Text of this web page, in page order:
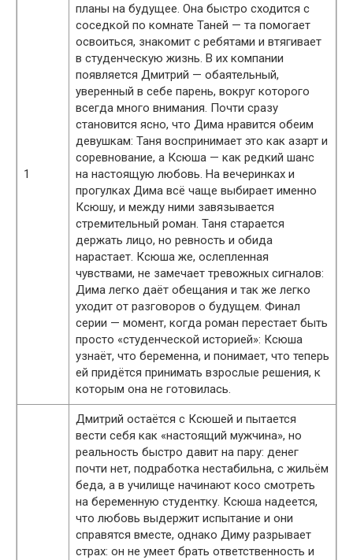
1
планы на будущее. Она быстро сходится с
соседкой по комнате Таней — та помогает
освоиться, знакомит с ребятами и втягивает
в студенческую жизнь. В их компании
появляется Дмитрий — обаятельный,
уверенный в себе парень, вокруг которого
всегда много внимания. Почти сразу
становится ясно, что Дима нравится обеим
девушкам: Таня воспринимает это как азарт и
соревнование, а Ксюша — как редкий шанс
на настоящую любовь. На вечеринках и
прогулках Дима всё чаще выбирает именно
Ксюшу, и между ними завязывается
стремительный роман. Таня старается
держать лицо, но ревность и обида
нарастает. Ксюша же, ослепленная
чувствами, не замечает тревожных сигналов:
Дима легко даёт обещания и так же легко
уходит от разговоров о будущем. Финал
серии — момент, когда роман перестает быть
просто «студенческой историей»: Ксюша
узнаёт, что беременна, и понимает, что теперь
ей придётся принимать взрослые решения, к
которым она не готовилась.
Дмитрий остаётся с Ксюшей и пытается
вести себя как «настоящий мужчина», но
реальность быстро давит на пару: денег
почти нет, подработка нестабильна, с жильём
беда, а в училище начинают косо смотреть
на беременную студентку. Ксюша надеется,
что любовь выдержит испытание и они
справятся вместе, однако Диму разрывает
страх: он не умеет брать ответственность и